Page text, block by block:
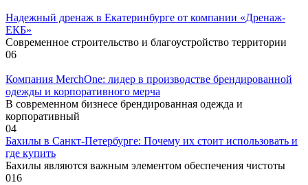
Надежный дренаж в Екатеринбурге от компании «Дренаж-
ЕКБ»
Современное строительство и благоустройство территории
06
Компания MerchOne: лидер в производстве брендированной
одежды и корпоративного мерча
В современном бизнесе брендированная одежда и
корпоративный
04
Бахилы в Санкт-Петербурге: Почему их стоит использовать и
где купить
Бахилы являются важным элементом обеспечения чистоты
016